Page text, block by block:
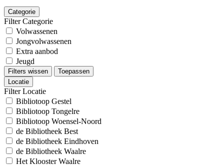
Categorie
Filter Categorie
Volwassenen
Jongvolwassenen
Extra aanbod
Jeugd
Filters wissen
Toepassen
Locatie
Filter Locatie
Bibliotoop Gestel
Bibliotoop Tongelre
Bibliotoop Woensel-Noord
de Bibliotheek Best
de Bibliotheek Eindhoven
de Bibliotheek Waalre
Het Klooster Waalre